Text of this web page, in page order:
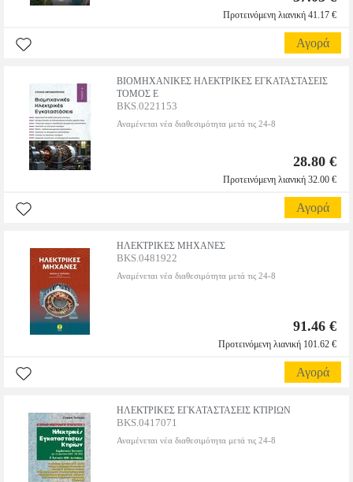
Προτεινόμενη λιανική 41.17 €
Αγορά
ΒΙΟΜΗΧΑΝΙΚΕΣ ΗΛΕΚΤΡΙΚΕΣ ΕΓΚΑΤΑΣΤΑΣΕΙΣ
ΤΟΜΟΣ Ε
BKS.0221153
Αναμένεται νέα διαθεσιμότητα μετά τις 24-8
28.80 €
Προτεινόμενη λιανική 32.00 €
Αγορά
ΗΛΕΚΤΡΙΚΕΣ ΜΗΧΑΝΕΣ
BKS.0481922
Αναμένεται νέα διαθεσιμότητα μετά τις 24-8
91.46 €
Προτεινόμενη λιανική 101.62 €
Αγορά
ΗΛΕΚΤΡΙΚΕΣ ΕΓΚΑΤΑΣΤΑΣΕΙΣ ΚΤΙΡΙΩΝ
BKS.0417071
Αναμένεται νέα διαθεσιμότητα μετά τις 24-8